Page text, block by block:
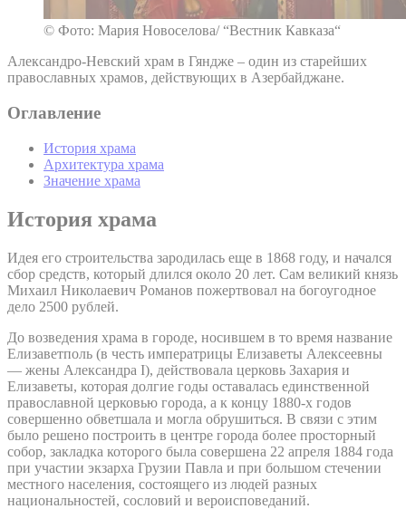
© Фото: Мария Новоселова/ “Вестник Кавказа“
Александро-Невский храм в Гяндже – один из старейших
православных храмов, действующих в Азербайджане.
Оглавление
История храма
Архитектура храма
Значение храма
История храма
Идея его строительства зародилась еще в 1868 году, и начался
сбор средств, который длился около 20 лет. Сам великий князь
Михаил Николаевич Романов пожертвовал на богоугодное
дело 2500 рублей.
До возведения храма в городе, носившем в то время название
Елизаветполь (в честь императрицы Елизаветы Алексеевны
— жены Александра I), действовала церковь Захария и
Елизаветы, которая долгие годы оставалась единственной
православной церковью города, а к концу 1880-х годов
совершенно обветшала и могла обрушиться. В связи с этим
было решено построить в центре города более просторный
собор, закладка которого была совершена 22 апреля 1884 года
при участии экзарха Грузии Павла и при большом стечении
местного населения, состоящего из людей разных
национальностей, сословий и вероисповеданий.